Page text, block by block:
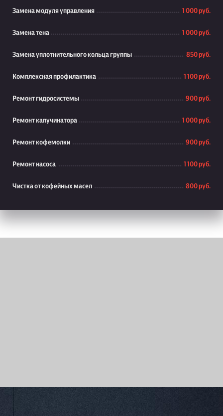
Замена модуля управления 1 000 руб.
Замена тена 1 000 руб.
Замена уплотнительного кольца группы 850 руб.
Комплексная профилактика 1 100 руб.
Ремонт гидросистемы 900 руб.
Ремонт капучинатора 1 000 руб.
Ремонт кофемолки 900 руб.
Ремонт насоса 1 100 руб.
Чистка от кофейных масел 800 руб.